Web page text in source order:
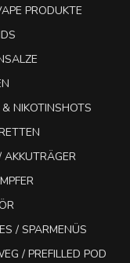
PRODUKTE
NIKOTINSHOTS
AKKUTRÄGER
/ SPARMENÜS
/ PREFILLED POD